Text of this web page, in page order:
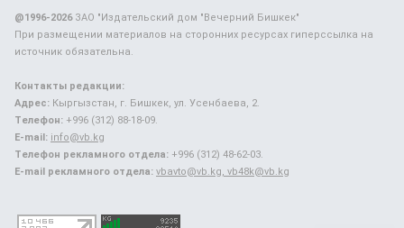
@1996-2026ЗАО "Издательский дом "Вечерний Бишкек"
При размещении материалов на сторонних ресурсах гиперссылка на
источник обязательна.
Контакты редакции:
Адрес: Кыргызстан, г. Бишкек, ул. Усенбаева, 2.
Телефон: +996 (312) 88-18-09.
E-mail: info@vb.kg
Телефон рекламного отдела: +996 (312) 48-62-03.
E-mail рекламного отдела: vbavto@vb.kg, vb48k@vb.kg